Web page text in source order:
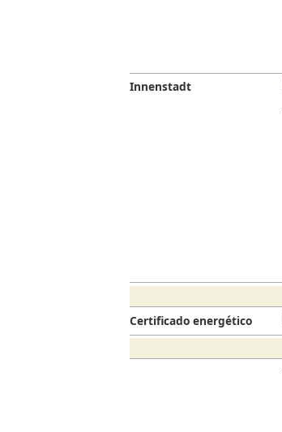
Innenstadt
Certificado energético